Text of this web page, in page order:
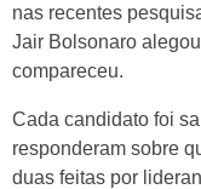
nas recentes
Jair Bolsonaro
compareceu.
Cada candidato foi
responderam sobre
duas feitas por